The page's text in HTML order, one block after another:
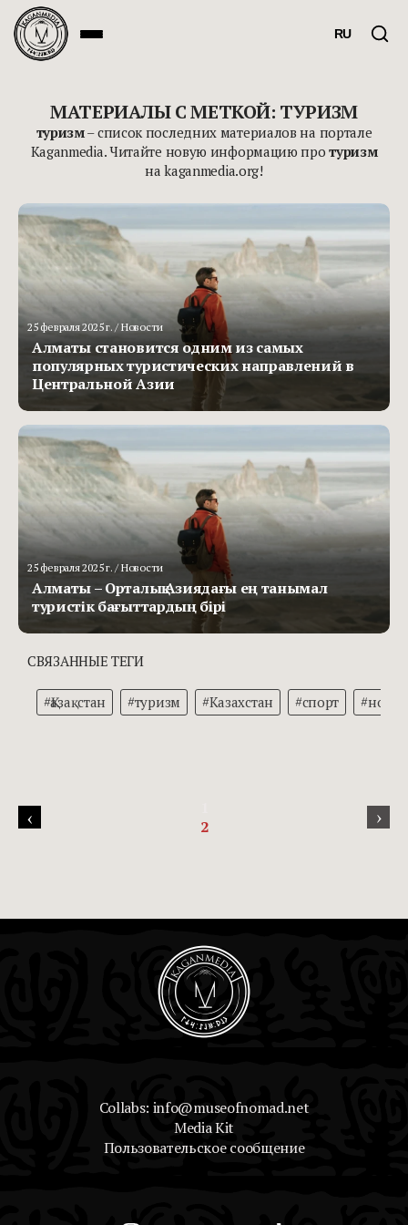
RU
МАТЕРИАЛЫ С МЕТКОЙ: ТУРИЗМ
туризм– список последних материалов на портале
Kaganmedia. Читайте новую информацию протуризм
на kaganmedia.org!
25 февраля 2025 г. / Новости
Алматы становится одним из самых
популярных туристических направлений в
Центральной Азии
25 февраля 2025 г. / Новости
Алматы – Орталық Азиядағы ең танымал
туристік бағыттардың бірі
СВЯЗАННЫЕ ТЕГИ
#Қазақстан #туризм #Казахстан #спорт
‹
2
›
Collabs: info@museofnomad.net
Media Kit
Пользовательское сообщение